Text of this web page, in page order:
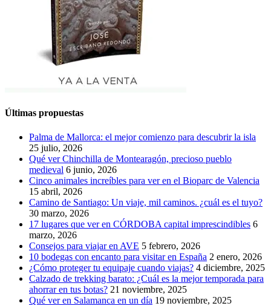
Últimas propuestas
Palma de Mallorca: el mejor comienzo para descubrir la isla
25 julio, 2026
Qué ver Chinchilla de Montearagón, precioso pueblo
medieval 6 junio, 2026
Cinco animales increíbles para ver en el Bioparc de Valencia
15 abril, 2026
Camino de Santiago: Un viaje, mil caminos. ¿cuál es el tuyo?
30 marzo, 2026
17 lugares que ver en CÓRDOBA capital imprescindibles 6
marzo, 2026
Consejos para viajar en AVE 5 febrero, 2026
10 bodegas con encanto para visitar en España 2 enero, 2026
¿Cómo proteger tu equipaje cuando viajas? 4 diciembre, 2025
Calzado de trekking barato: ¿Cuál es la mejor temporada para
ahorrar en tus botas? 21 noviembre, 2025
Qué ver en Salamanca en un día 19 noviembre, 2025